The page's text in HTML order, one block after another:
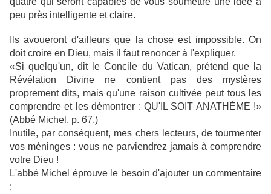
peu près intelligente et claire.
Ils avoueront d'ailleurs que la chose est impossible. On
doit croire en Dieu, mais il faut renoncer à l'expliquer.
«Si quelqu'un, dit le Concile du Vatican, prétend que la
Révélation Divine ne contient pas des mystères
proprement dits, mais qu'une raison cultivée peut tous les
comprendre et les démontrer : QU'IL SOIT ANATHÈME !»
(Abbé Michel, p. 67.)
Inutile, par conséquent, mes chers lecteurs, de tourmenter
vos méninges : vous ne parviendrez jamais à comprendre
votre Dieu !
L'abbé Michel éprouve le besoin d'ajouter un commentaire
: